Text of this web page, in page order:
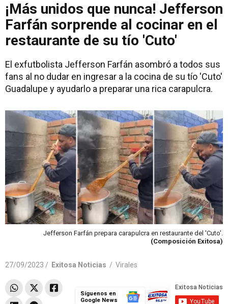
¡Más unidos que nunca! Jefferson
Farfán sorprende al cocinar en el
restaurante de su tío 'Cuto'
El exfutbolista Jefferson Farfán asombró a todos sus
fans al no dudar en ingresar a la cocina de su tío 'Cuto'
Guadalupe y ayudarlo a preparar una rica carapulcra.
Jefferson Farfán prepara carapulcra en restaurante del 'Cuto'.
(Composición Exitosa)
27/09/2023 / Exitosa Noticias / Virales
Síguenos en
Google News